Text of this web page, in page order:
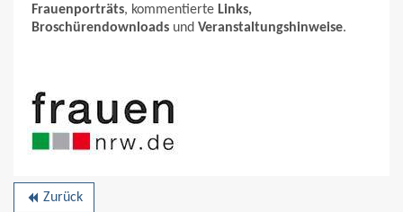
Frauenporträts, kommentierte Links,
Broschürendownloads und Veranstaltungshinweise.
backward Zurück